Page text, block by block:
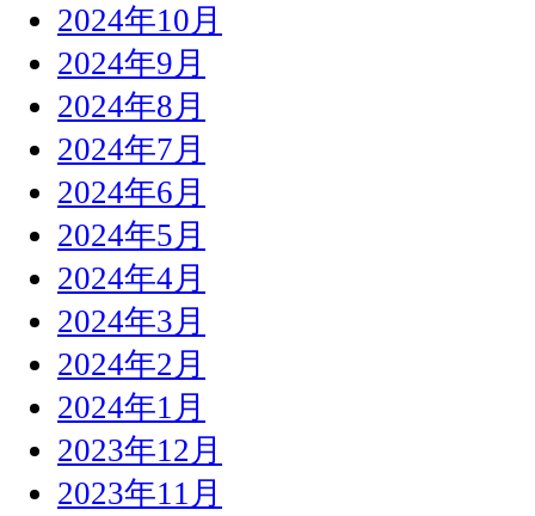
2024年10月
2024年9月
2024年8月
2024年7月
2024年6月
2024年5月
2024年4月
2024年3月
2024年2月
2024年1月
2023年12月
2023年11月